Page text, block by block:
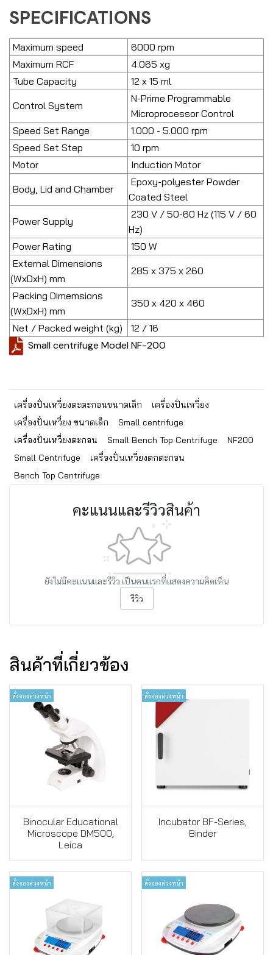
SPECIFICATIONS
Maximum speed
6000 rpm
Maximum RCF
4.065 xg
Tube Capacity
12 x 15 ml
Control System
N-Prime Programmable
Microprocessor Control
Speed Set Range
1.000 - 5.000 rpm
Speed Set Step
10 rpm
Motor
Induction Motor
Body, Lid and Chamber
Epoxy-polyester Powder
Coated Steel
Power Supply
230 V / 50-60 Hz (115 V / 60
Hz)
Power Rating
150 W
External Dimensions
(WxDxH) mm
285 x 375 x 260
Packing Dimemsions
(WxDxH) mm
350 x 420 x 460
Net / Packed weight (kg) 12 / 16
Small centrifuge Model NF-200
เครื่องปั่นเหวี่ยงตะตะกอนขนาดเล็ก
เครื่องปั่นเหวี่ยง
เครื่องปั่นเหวี่ยง ขนาดเล็ก
Small centrifuge
เครื่องปั่นเหวี่ยงตะกอน
Small Bench Top Centrifuge
NF200
Small Centrifuge
เครื่องปั่นเหวี่ยงตกตะกอน
Bench Top Centrifuge
คะแนนและรีวิวสินค้า
ยังไม่มีคะแนนและรีวิว เป็นคนแรกที่แสดงความคิดเห็น
รีวิว
สินค้าที่เกี่ยวข้อง
สั่งจองล่วงหน้า
Binocular Educational
Microscope DM500,
Leica
สั่งจองล่วงหน้า
Incubator BF-Series,
Binder
สั่งจองล่วงหน้า สั่งจองล่วงหน้า